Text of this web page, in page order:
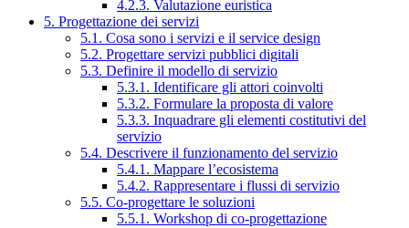
4.2.3. Valutazione euristica
5. Progettazione dei servizi
5.1. Cosa sono i servizi e il service design
5.2. Progettare servizi pubblici digitali
5.3. Definire il modello di servizio
5.3.1. Identificare gli attori coinvolti
5.3.2. Formulare la proposta di valore
5.3.3. Inquadrare gli elementi costitutivi del
servizio
5.4. Descrivere il funzionamento del servizio
5.4.1. Mappare l’ecosistema
5.4.2. Rappresentare i flussi di servizio
5.5. Co-progettare le soluzioni
5.5.1. Workshop di co-progettazione